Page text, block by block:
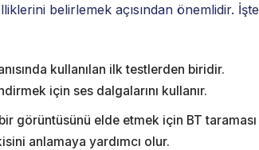
belirlemek açısından önemlidir. İşte
kullanılan ilk testlerden biridir.
için ses dalgalarını kullanır.
görüntüsünü elde etmek için BT taraması
anlamaya yardımcı olur.